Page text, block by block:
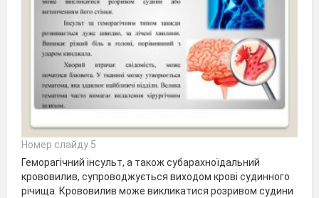
Номер слайду 5
Геморагічний інсульт, а також субарахноїдальний
крововилив, супроводжується виходом крові судинного
річища. Крововилив може викликатися розривом судини